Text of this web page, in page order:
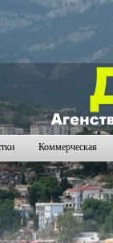
1574 1575
Коммерческая